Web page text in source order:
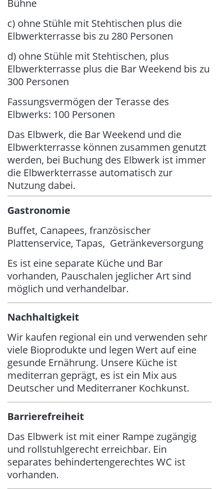
Bühne
c) ohne Stühle mit Stehtischen plus die
Elbwerkterrasse bis zu 280 Personen
d) ohne Stühle mit Stehtischen, plus
Elbwerkterrasse plus die Bar Weekend bis zu
300 Personen
Fassungsvermögen der Terasse des
Elbwerks: 100 Personen
Das Elbwerk, die Bar Weekend und die
Elbwerkterrasse können zusammen genutzt
werden, bei Buchung des Elbwerk ist immer
die Elbwerkterrasse automatisch zur
Nutzung dabei.
Gastronomie
Buffet, Canapees, französischer
Plattenservice, Tapas, Getränkeversorgung
Es ist eine separate Küche und Bar
vorhanden, Pauschalen jeglicher Art sind
möglich und verhandelbar.
Nachhaltigkeit
Wir kaufen regional ein und verwenden sehr
viele Bioprodukte und legen Wert auf eine
gesunde Ernährung. Unsere Küche ist
mediterran geprägt, es ist ein Mix aus
Deutscher und Mediterraner Kochkunst.
Barrierefreiheit
Das Elbwerk ist mit einer Rampe zugängig
und rollstuhlgerecht erreichbar. Ein
separates behindertengerechtes WC ist
vorhanden.